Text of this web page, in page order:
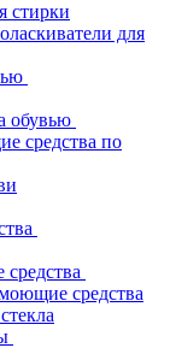
стирки
для
обувью
средства по
средства